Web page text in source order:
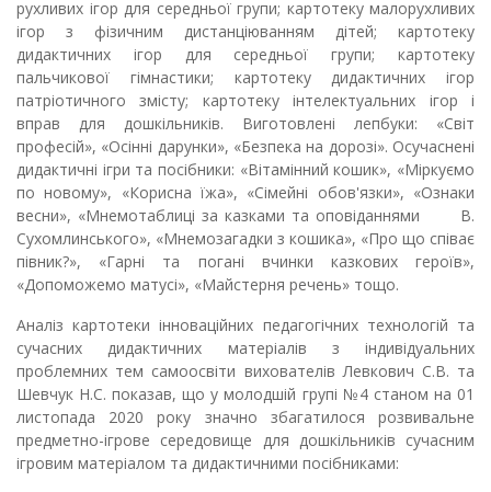
рухливих ігор для середньої групи; картотеку малорухливих
ігор з фізичним дистанціюванням дітей; картотеку
дидактичних ігор для середньої групи; картотеку
пальчикової гімнастики; картотеку дидактичних ігор
патріотичного змісту; картотеку інтелектуальних ігор і
вправ для дошкільників. Виготовлені лепбуки: «Світ
професій», «Осінні дарунки», «Безпека на дорозі». Осучаснені
дидактичні ігри та посібники: «Вітамінний кошик», «Міркуємо
по новому», «Корисна їжа», «Сімейні обов'язки», «Ознаки
весни», «Мнемотаблиці за казками та оповіданнями В.
Сухомлинського», «Мнемозагадки з кошика», «Про що співає
півник?», «Гарні та погані вчинки казкових героїв»,
«Допоможемо матусі», «Майстерня речень» тощо.
Аналіз картотеки інноваційних педагогічних технологій та
сучасних дидактичних матеріалів з індивідуальних
проблемних тем самоосвіти вихователів Левкович С.В. та
Шевчук Н.С. показав, що у молодшій групі №4 станом на 01
листопада 2020 року значно збагатилося розвивальне
предметно-ігрове середовище для дошкільників сучасним
ігровим матеріалом та дидактичними посібниками: